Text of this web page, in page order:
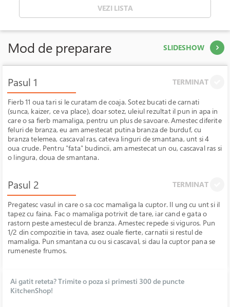
VEZI LISTA
Mod de preparare SLIDESHOW
Pasul 1 TERMINAT
Fierb 11 oua tari si le curatam de coaja. Sotez bucati de carnati
(sunca, kaizer, ce va place), doar sotez, uleiul rezultat il pun in apa in
care o sa fierb mamaliga, pentru un plus de savoare. Amestec diferite
feluri de branza, eu am amestecat putina branza de burduf, cu
branza telemea, cascaval ras, cateva linguri de smantana, unt si 4
oua crude. Pentru "fata" budincii, am amestecat un ou, cascaval ras si
o lingura, doua de smantana.
Pasul 2 TERMINAT
Pregatesc vasul in care o sa coc mamaliga la cuptor. Il ung cu unt si il
tapez cu faina. Fac o mamaliga potrivit de tare, iar cand e gata o
rastorn peste amestecul de branza. Amestec repede si viguros. Pun
1/2 din compozitie in tava, asez ouale fierte, carnatii si restul de
mamaliga. Pun smantana cu ou si cascaval, si dau la cuptor pana se
rumeneste frumos.
Ai gatit reteta? Trimite o poza si primesti 300 de puncte
KitchenShop!